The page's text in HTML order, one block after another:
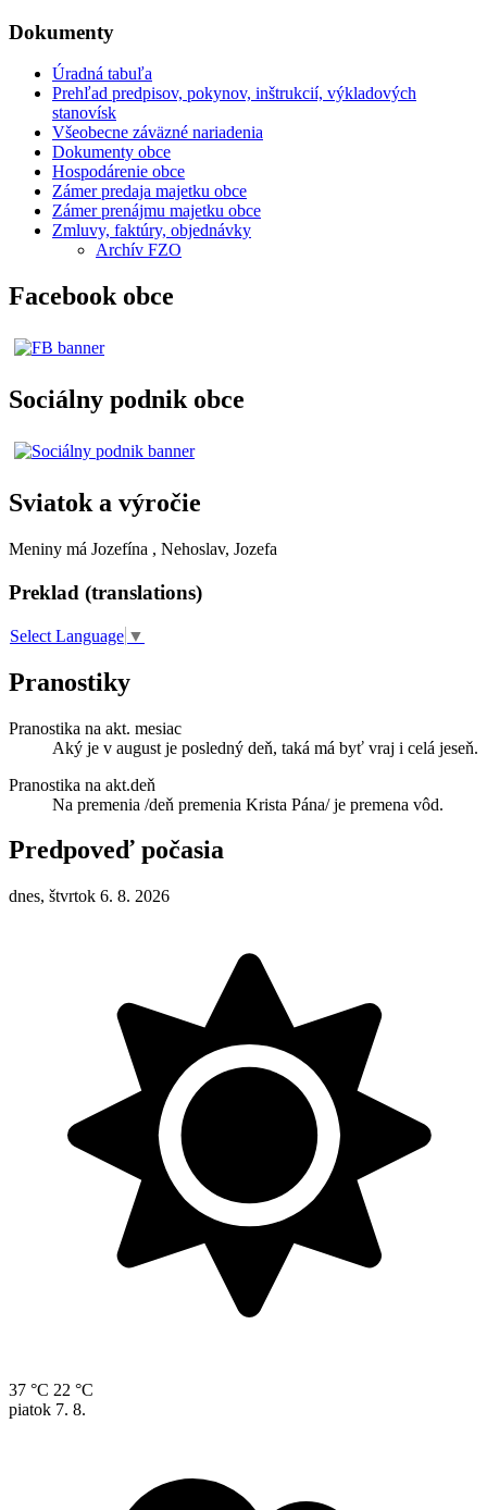
Dokumenty
Úradná tabuľa
Prehľad predpisov, pokynov, inštrukcií, výkladových
stanovísk
Všeobecne záväzné nariadenia
Dokumenty obce
Hospodárenie obce
Zámer predaja majetku obce
Zámer prenájmu majetku obce
Zmluvy, faktúry, objednávky
Archív FZO
Facebook obce
Sociálny podnik obce
Sviatok a výročie
Meniny má Jozefína , Nehoslav, Jozefa
Preklad (translations)
Select Language ▼
Pranostiky
Pranostika na akt. mesiac
Aký je v august je posledný deň, taká má byť vraj i celá jeseň.
Pranostika na akt.deň
Na premenia /deň premenia Krista Pána/ je premena vôd.
Predpoveď počasia
dnes, štvrtok 6. 8. 2026
37 °C 22 °C
piatok 7. 8.